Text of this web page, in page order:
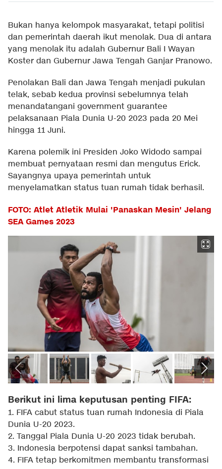
Bukan hanya kelompok masyarakat, tetapi politisi
dan pemerintah daerah ikut menolak. Dua di antara
yang menolak itu adalah Gubernur Bali I Wayan
Koster dan Gubernur Jawa Tengah Ganjar Pranowo.
Penolakan Bali dan Jawa Tengah menjadi pukulan
telak, sebab kedua provinsi sebelumnya telah
menandatangani government guarantee
pelaksanaan Piala Dunia U-20 2023 pada 20 Mei
hingga 11 Juni.
Karena polemik ini Presiden Joko Widodo sampai
membuat pernyataan resmi dan mengutus Erick.
Sayangnya upaya pemerintah untuk
menyelamatkan status tuan rumah tidak berhasil.
FOTO: Atlet Atletik Mulai 'Panaskan Mesin' Jelang
SEA Games 2023
Berikut ini lima keputusan penting FIFA:
1. FIFA cabut status tuan rumah Indonesia di Piala
Dunia U-20 2023.
2. Tanggal Piala Dunia U-20 2023 tidak berubah.
3. Indonesia berpotensi dapat sanksi tambahan.
4. FIFA tetap berkomitmen membantu transformasi